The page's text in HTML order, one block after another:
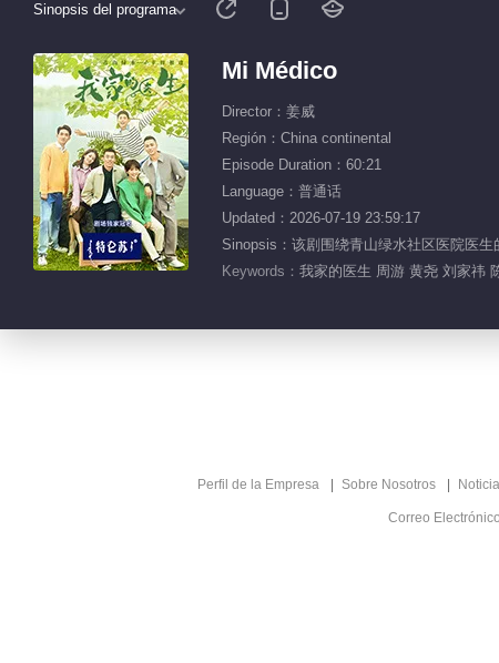
Sinopsis del programa
Mi Médico
Director：姜威
Región：China continental
Episode Duration：60:21
Language：普通话
Updated：2026-07-19 23:59:17
Sinopsis：该剧围绕青山绿水社区医院医
Keywords： 我家的医生 周游 黄尧 刘家祎
Perfil de la Empresa Sobre Nosotros
Correo